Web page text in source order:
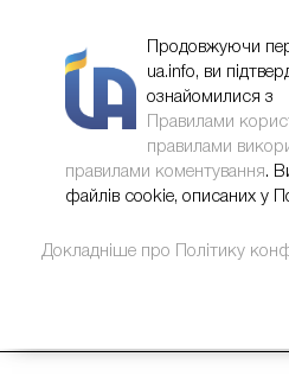
Продовжуючи
ua.info, ви
ознайомилися з
Правилами
правилами
правилами коментування.
файлів cookie, описаних у
Докладніше про Політику